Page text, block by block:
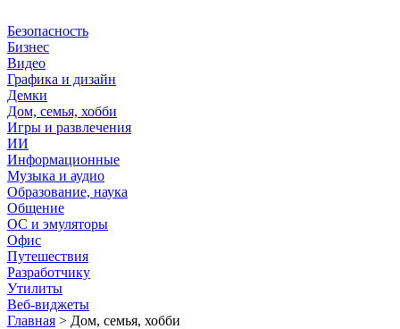
Безопасность
Бизнес
Видео
Графика и дизайн
Демки
Дом, семья, хобби
Игры и развлечения
ИИ
Информационные
Музыка и аудио
Образование, наука
Общение
ОС и эмуляторы
Офис
Путешествия
Разработчику
Утилиты
Веб-виджеты
Главная > Дом, семья, хобби